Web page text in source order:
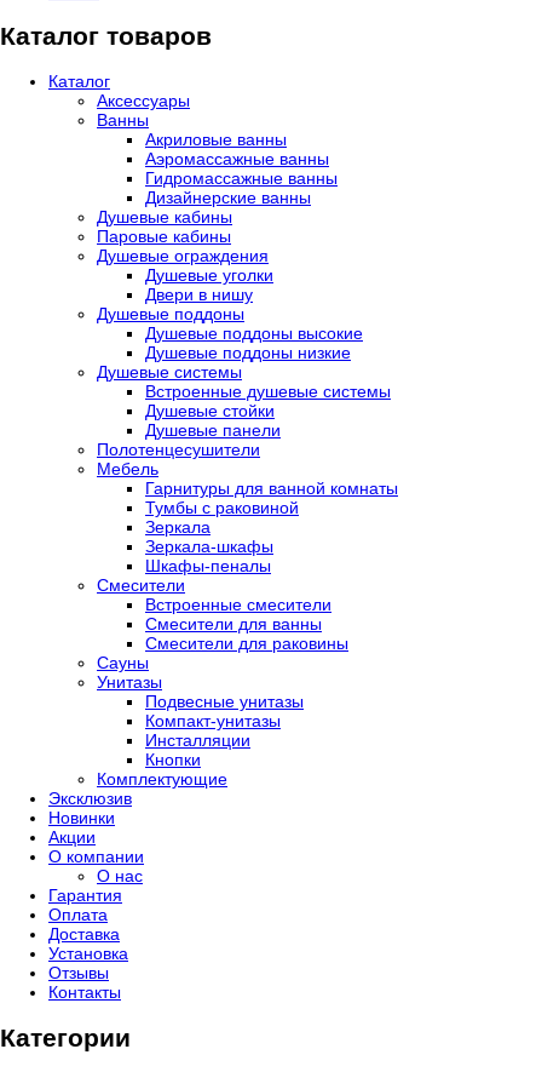
Каталог товаров
Каталог
Аксессуары
Ванны
Акриловые ванны
Аэромассажные ванны
Гидромассажные ванны
Дизайнерские ванны
Душевые кабины
Паровые кабины
Душевые ограждения
Душевые уголки
Двери в нишу
Душевые поддоны
Душевые поддоны высокие
Душевые поддоны низкие
Душевые системы
Встроенные душевые системы
Душевые стойки
Душевые панели
Полотенцесушители
Мебель
Гарнитуры для ванной комнаты
Тумбы с раковиной
Зеркала
Зеркала-шкафы
Шкафы-пеналы
Смесители
Встроенные смесители
Смесители для ванны
Смесители для раковины
Сауны
Унитазы
Подвесные унитазы
Компакт-унитазы
Инсталляции
Кнопки
Комплектующие
Эксклюзив
Новинки
Акции
О компании
О нас
Гарантия
Оплата
Доставка
Установка
Отзывы
Контакты
Категории